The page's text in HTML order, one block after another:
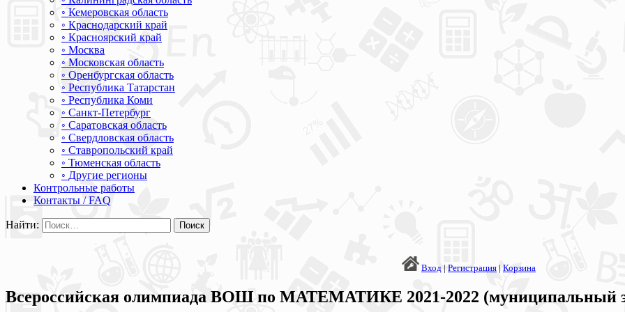
◦ Кемеровская область
◦ Краснодарский край
◦ Красноярский край
◦ Москва
◦ Московская область
◦ Оренбургская область
◦ Республика Татарстан
◦ Республика Коми
◦ Санкт-Петербург
◦ Саратовская область
◦ Свердловская область
◦ Ставропольский край
◦ Тюменская область
◦ Другие регионы
Контрольные работы
Контакты / FAQ
Найти:
Вход | Регистрация | Корзина
Всероссийская олимпиада ВОШ по МАТЕМАТИКЕ 2021-2022 (муниципальный